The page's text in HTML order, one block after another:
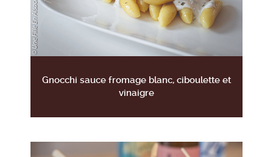
Gnocchi sauce fromage blanc, ciboulette et
vinaigre